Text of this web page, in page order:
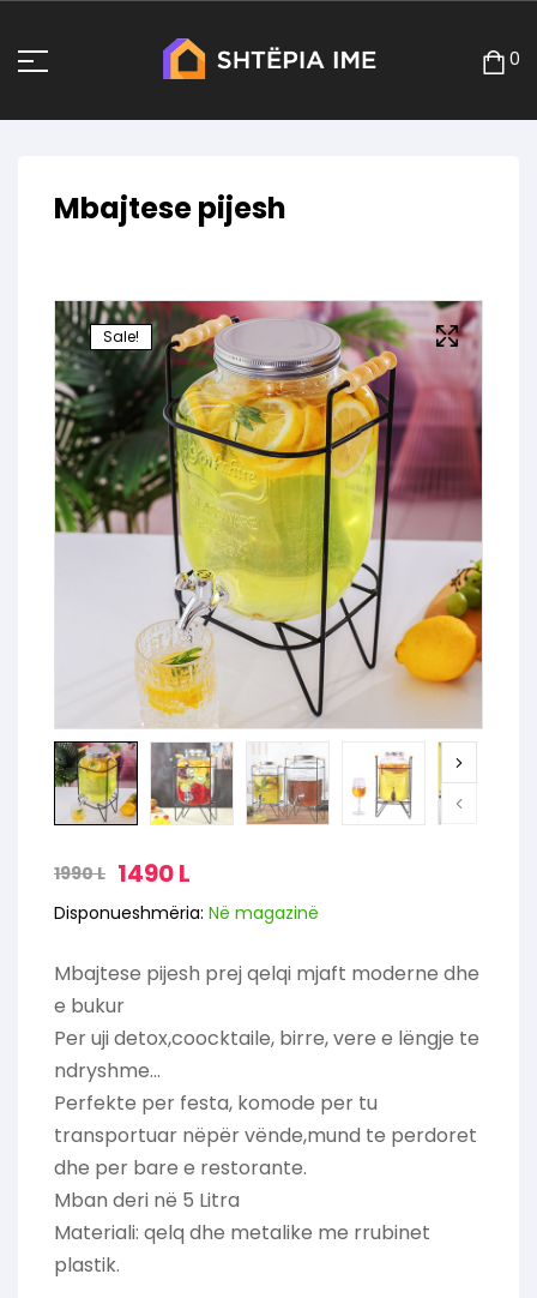
0
Mbajtese pijesh
Sale!
1990L 1490L
Disponueshmëria: Në magazinë
Mbajtese pijesh prej qelqi mjaft moderne dhe
e bukur
Per uji detox,coocktaile, birre, vere e lëngje te
ndryshme…
Perfekte per festa, komode per tu
transportuar nëpër vënde,mund te perdoret
dhe per bare e restorante.
Mban deri në 5 Litra
Materiali: qelq dhe metalike me rrubinet
plastik.